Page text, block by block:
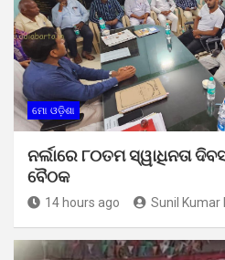
ମୋ ଓଡ଼ିଶା
ନର୍ଲାରେ ୮୦ତମ ସ୍ୱାଧିନତା
ବୈଠକ
14 hours ago Sunil Kumar